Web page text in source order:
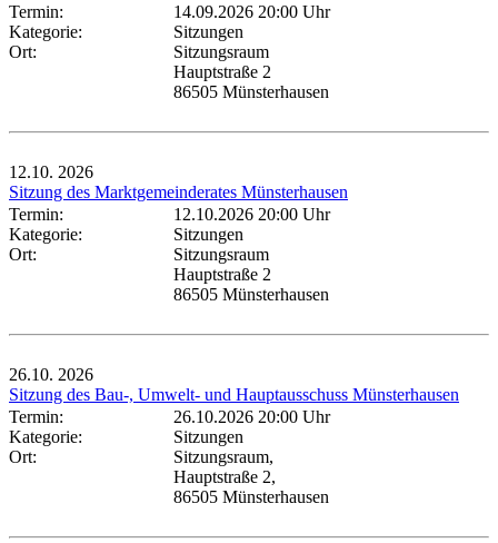
Termin:
14.09.2026 20:00 Uhr
Kategorie:
Sitzungen
Ort:
Sitzungsraum
Hauptstraße 2
86505 Münsterhausen
12.10. 2026
Sitzung des Marktgemeinderates Münsterhausen
Termin:
12.10.2026 20:00 Uhr
Kategorie:
Sitzungen
Ort:
Sitzungsraum
Hauptstraße 2
86505 Münsterhausen
26.10. 2026
Sitzung des Bau-, Umwelt- und Hauptausschuss Münsterhausen
Termin:
26.10.2026 20:00 Uhr
Kategorie:
Sitzungen
Ort:
Sitzungsraum,
Hauptstraße 2,
86505 Münsterhausen